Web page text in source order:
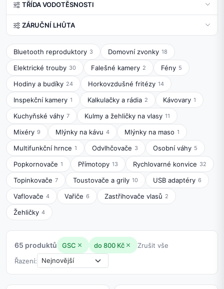
TŘÍDA VODOTĚSNOSTI
ZÁRUČNÍ LHŮTA
Bluetooth reproduktory 3 Domovní zvonky 18
Elektrické trouby 30 Falešné kamery 2 Fény 5
Hodiny a budíky 24 Horkovzdušné fritézy 14
Inspekční kamery 1 Kalkulačky a rádia 2 Kávovary 1
Kuchyňské váhy 7 Kulmy a žehličky na vlasy 11
Mixéry 9 Mlýnky na kávu 4 Mlýnky na maso 1
Multifunkční hrnce 1 Odvlhčovače 3 Osobní váhy 5
Popkornovače 1 Přímotopy 13 Rychlovarné konvice 32
Topinkovače 7 Toustovače a grily 10 USB adaptéry 6
Vaflovače 4 Vařiče 6 Zastřihovače vlasů 2
Žehličky 4
65 produktů GSC do 800 Kč
Zrušit vše
Řazení: